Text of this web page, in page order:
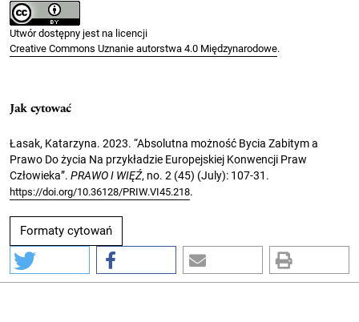
Utwór dostępny jest na licencji
Creative Commons Uznanie autorstwa 4.0 Międzynarodowe.
Jak cytować
Łasak, Katarzyna. 2023. “Absolutna możność Bycia Zabitym a
Prawo Do życia Na przykładzie Europejskiej Konwencji Praw
Człowieka”. PRAWO I WIĘŹ, no. 2 (45) (July): 107-31.
https://doi.org/10.36128/PRIW.VI45.218.
Formaty cytowań